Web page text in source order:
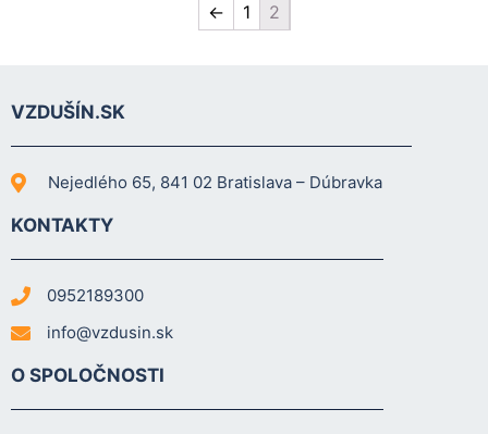
← 1 2
VZDUŠÍN.SK
Nejedlého 65, 841 02 Bratislava – Dúbravka
KONTAKTY
0952189300
info@vzdusin.sk
O SPOLOČNOSTI